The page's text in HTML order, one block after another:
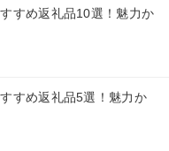
すめ返礼品10選！魅力か
すめ返礼品5選！魅力か